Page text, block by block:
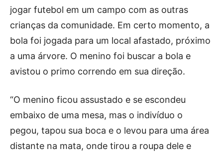
jogar futebol em um campo com as outras
crianças da comunidade. Em certo momento, a
bola foi jogada para um local afastado, próximo
a uma árvore. O menino foi buscar a bola e
avistou o primo correndo em sua direção.
“O menino ficou assustado e se escondeu
embaixo de uma mesa, mas o indivíduo o
pegou, tapou sua boca e o levou para uma área
distante na mata, onde tirou a roupa dele e